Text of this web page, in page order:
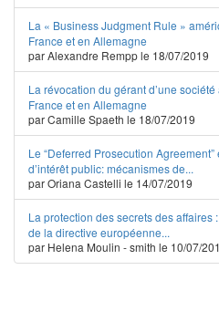
La « Business Judgment Rule »
France et en Allemagne
par Alexandre Rempp le 18/07/2019
La révocation du gérant d’une
France et en Allemagne
par Camille Spaeth le 18/07/2019
Le “Deferred Prosecution
d’intérêt public: mécanismes de...
par Oriana Castelli le 14/07/2019
La protection des secrets des affaires
de la directive européenne...
par Helena Moulin - smith le 10/07/